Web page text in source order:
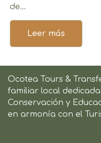
de...
Leer más
Ocotea Tours &
familiar local
Conservación y
en armonía con el